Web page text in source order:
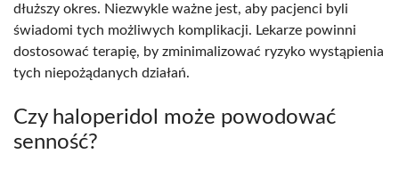
dłuższy okres. Niezwykle ważne jest, aby pacjenci byli
świadomi tych możliwych komplikacji. Lekarze powinni
dostosować terapię, by zminimalizować ryzyko wystąpienia
tych niepożądanych działań.
Czy haloperidol może powodować
senność?